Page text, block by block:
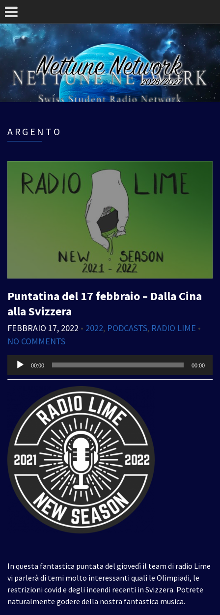
ARGENTO
Puntatina del 17 febbraio – Dalla Cina
alla Svizzera
FEBBRAIO 17, 2022 • 2022, PODCASTS, RADIO LIME •
NO COMMENTS
Audio
Player
00:00 00:00
In questa fantastica puntata del giovedì il team di radio Lime
vi parlerà di temi molto interessanti quali le Olimpiadi, le
restrizioni covid e degli incendi recenti in Svizzera. Potrete
naturalmente godere della nostra fantastica musica.